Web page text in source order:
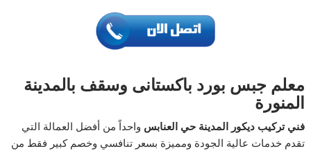
معلم جبس بورد باكستانى وسقف بالمدينة
المنورة
فني تركيب ديكور المدينة حي العنابس واحداً من أفضل العمالة التي
تقدم خدمات عالية الجودة ومميزة بسعر تنافسي وخصم كبير فقط من